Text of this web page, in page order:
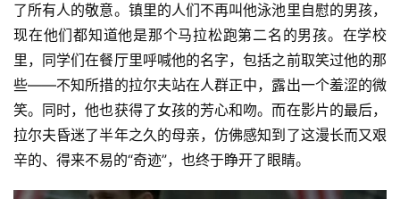
了所有人的敬意。镇里的人们不再叫他泳池里自慰的男孩，
现在他们都知道他是那个马拉松跑第二名的男孩。在学校
里，同学们在餐厅里呼喊他的名字，包括之前取笑过他的那
些——不知所措的拉尔夫站在人群正中，露出一个羞涩的微
笑。同时，他也获得了女孩的芳心和吻。而在影片的最后，
拉尔夫昏迷了半年之久的母亲，仿佛感知到了这漫长而又艰
辛的、得来不易的“奇迹”，也终于睁开了眼睛。